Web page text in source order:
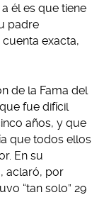
él es que tiene
padre
exacta,
de la Fama del
fue difícil
años, y que
que todos ellos
En su
aclaró, por
“tan solo” 29